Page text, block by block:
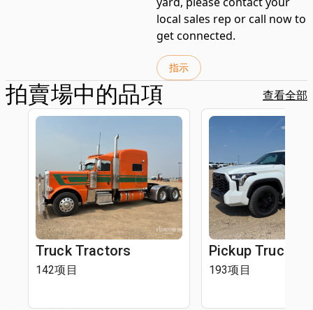
local sales rep or call now to
get connected.
指示
拍賣場中的品項 查看全部
Truck Tractors
142项目
Pickup Trucks
193项目